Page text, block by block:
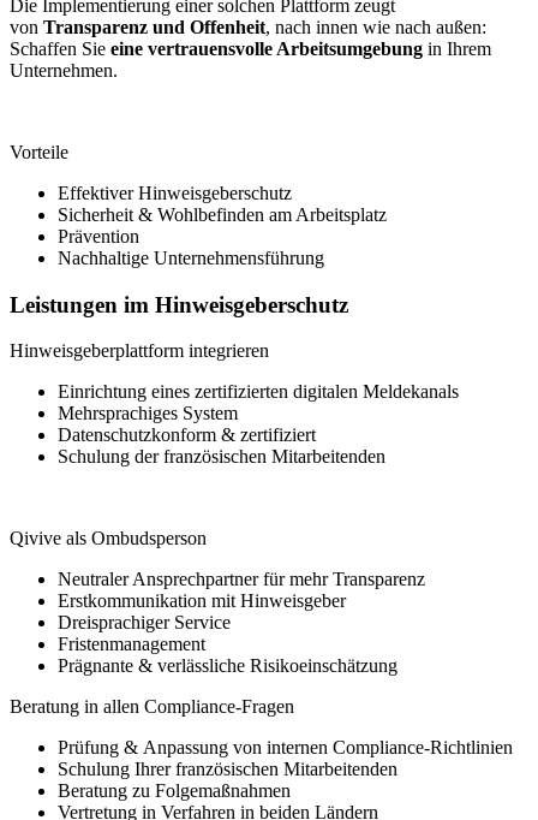
Die Implementierung einer solchen Plattform zeugt
von Transparenz und Offenheit, nach innen wie nach außen:
Schaffen Sie eine vertrauensvolle Arbeitsumgebung in Ihrem
Unternehmen.
Vorteile
Effektiver Hinweisgeberschutz
Sicherheit & Wohlbefinden am Arbeitsplatz
Prävention
Nachhaltige Unternehmensführung
Leistungen im Hinweisgeberschutz
Hinweisgeberplattform integrieren
Einrichtung eines zertifizierten digitalen Meldekanals
Mehrsprachiges System
Datenschutzkonform & zertifiziert
Schulung der französischen Mitarbeitenden
Qivive als Ombudsperson
Neutraler Ansprechpartner für mehr Transparenz
Erstkommunikation mit Hinweisgeber
Dreisprachiger Service
Fristenmanagement
Prägnante & verlässliche Risikoeinschätzung
Beratung in allen Compliance-Fragen
Prüfung & Anpassung von internen Compliance-Richtlinien
Schulung Ihrer französischen Mitarbeitenden
Beratung zu Folgemaßnahmen
Vertretung in Verfahren in beiden Ländern